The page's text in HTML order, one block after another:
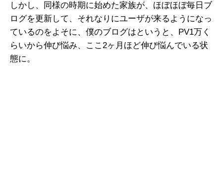
しかし、同様の時期に始めた家族が、ほぼほぼ毎日ブ
ログを更新して、それなりにユーザが来るようになっ
ているのをよそに、僕のブログはというと、PV1万く
らいから伸び悩み、ここ2ヶ月ほど伸び悩んでいる状
態に。